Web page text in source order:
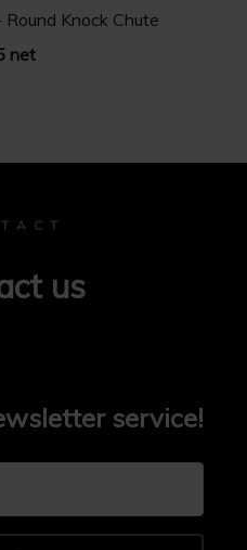
Knock Chute
net
A C T
us
service!